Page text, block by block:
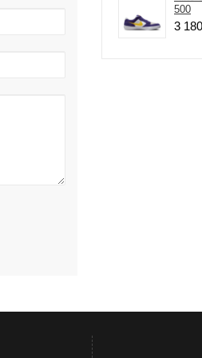
500
3 180